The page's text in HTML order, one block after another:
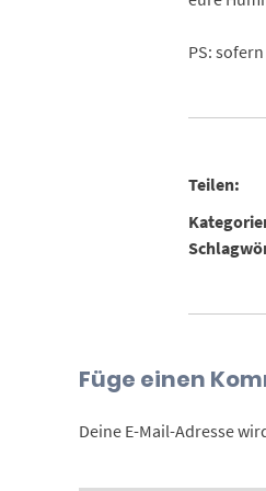
PS:
Teilen:
Füge einen
Deine E-Mail-Adresse